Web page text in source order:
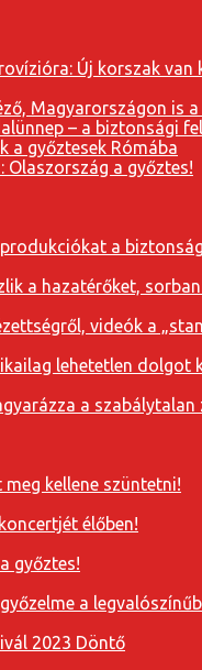
Új korszak
Magyarországon is
– a biztonsági
a győztesek Rómába
Olaszország a győztes!
a
a hazatérőket,
videók a
lehetetlen dolgot
a
kellene szüntetni!
élőben!
győztes!
a
2023 Döntő